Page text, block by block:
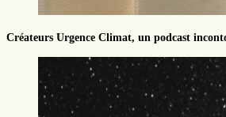
Créateurs Urgence Climat, un podcast